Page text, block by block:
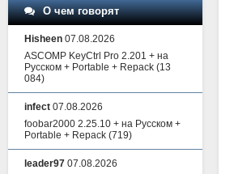
О чем говорят
Hisheen 07.08.2026
ASCOMP KeyCtrl Pro 2.201 + на
Русском + Portable + Repack (13
084)
infect 07.08.2026
foobar2000 2.25.10 + на Русском +
Portable + Repack (719)
leader97 07.08.2026